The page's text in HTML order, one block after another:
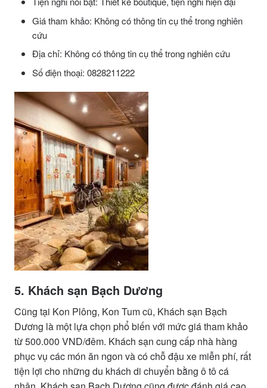
Giá tham khảo: Không có thông tin cụ thể trong nghiên
cứu
Địa chỉ: Không có thông tin cụ thể trong nghiên cứu
Số điện thoại: 0828211222
5. Khách sạn Bạch Dương
Cũng tại Kon Plông, Kon Tum cũ, Khách sạn Bạch
Dương là một lựa chọn phổ biến với mức giá tham khảo
từ 500.000 VND/đêm. Khách sạn cung cấp nhà hàng
phục vụ các món ăn ngon và có chỗ đậu xe miễn phí, rất
tiện lợi cho những du khách di chuyển bằng ô tô cá